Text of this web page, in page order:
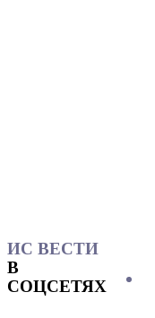
ИС ВЕСТИ
В
СОЦСЕТЯХ